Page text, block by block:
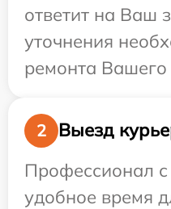
ответит на Ваш
уточнения
ремонта Вашего
2
Выезд
Профессионал
удобное время